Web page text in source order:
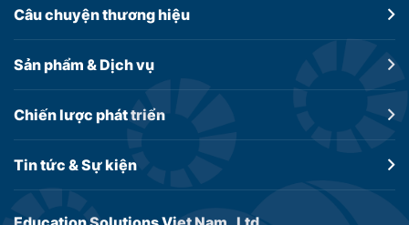
Câu chuyệnthương hiệu
Sản phẩm &Dịch vụ
Chiến lược phát triển
Tin tức &Sự kiện